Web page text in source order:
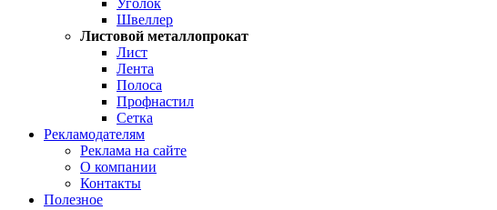
Уголок
Швеллер
Листовой металлопрокат
Лист
Лента
Полоса
Профнастил
Сетка
Рекламодателям
Реклама на сайте
О компании
Контакты
Полезное